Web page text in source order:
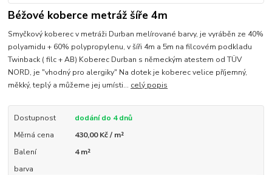
Béžové koberce metráž šíře 4m
Smyčkový koberec v metráži Durban melírované barvy, je vyráběn ze 40%
polyamidu + 60% polypropylenu, v šíři 4m a 5m na filcovém podkladu
Twinback ( filc + AB) Koberec Durban s německým atestem od TÜV
NORD, je "vhodný pro alergiky" Na dotek je koberec velice příjemný,
měkký, teplý a můžeme jej umísti... celý popis
Dostupnost
dodání do 4 dnů
Měrná cena
430,00 Kč / m²
Balení
4 m²
barva